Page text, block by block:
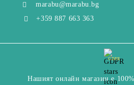
marabu@marabu.bg
+359 887 663 363
GDPR
Нашият онлайн магазин е